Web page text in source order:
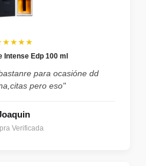
Intense Edp 100 ml
para ocasióne dd
pero eso"
Verificada